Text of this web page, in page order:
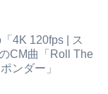
4K 120fps | ス
CM曲「Roll The
ンダー」